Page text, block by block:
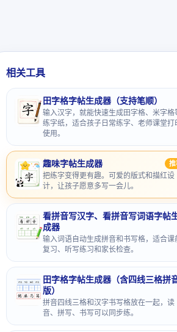
相关工具
田字格字帖生成器（支持笔顺）
输入汉字，就能快速生成田字格、米字格
练字纸，适合孩子日常练字、老师课堂打
使用。
趣味字帖生成器
把练字变得更有趣。可爱的版式和描红设
计，让孩子愿意多写一会儿。
看拼音写汉字、看拼音写词语字帖
成器
输入词语自动生成拼音和书写格，适合课
复习、听写练习和家长检查。
田字格字帖生成器（含四线三格拼
版）
拼音四线三格和汉字书写格放在一起，读
音、拼写、书写可以同步练。